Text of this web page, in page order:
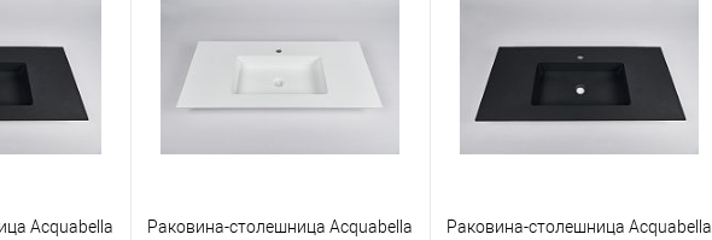
Acquabella
Раковина-столешница Acquabella
Раковина-столешница Acquabella